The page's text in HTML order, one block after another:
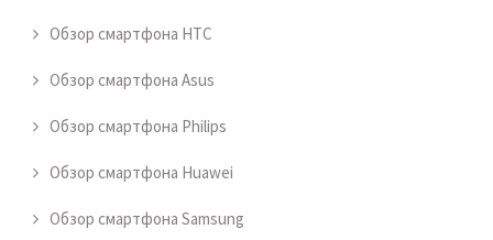
Обзор смартфона HTC
Обзор смартфона Asus
Обзор смартфона Philips
Обзор смартфона Huawei
Обзор смартфона Samsung